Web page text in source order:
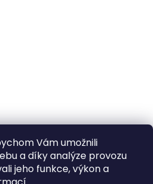
Vám umožnili
a díky analýze provozu
jeho funkce, výkon a